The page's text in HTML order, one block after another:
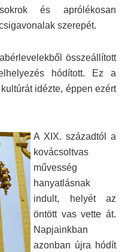
és aprólékosan
szerepét.
összeállított
hódított. Ez a
idézte, éppen ezért
A XIX. századtól a
kovácsoltvas
művesség
hanyatlásnak
indult, helyét az
öntött vas vette át.
Napjainkban
azonban újra hódít